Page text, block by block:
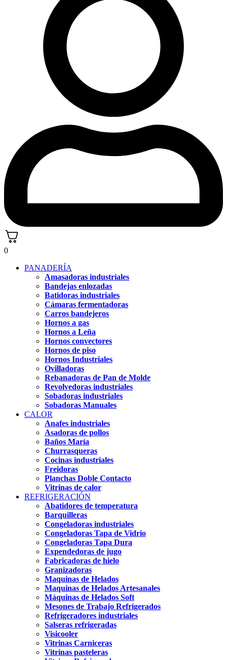
0
PANADERÍA
Amasadoras industriales
Bandejas enlozadas
Batidoras industriales
Cámaras fermentadoras
Carros bandejeros
Hornos a gas
Hornos a Leña
Hornos convectores
Hornos de piso
Hornos Industriales
Ovilladoras
Rebanadoras de Pan de Molde
Revolvedoras industriales
Sobadoras industriales
Sobadoras Manuales
CALOR
Anafes industriales
Asadoras de pollos
Baños María
Churrasqueras
Cocinas industriales
Freidoras
Planchas Doble Contacto
Vitrinas de calor
REFRIGERACIÓN
Abatidores de temperatura
Barquilleras
Congeladoras industriales
Congeladoras Tapa de Vidrio
Congeladoras Tapa Dura
Expendedoras de jugo
Fabricadoras de hielo
Granizadoras
Maquinas de Helados
Maquinas de Helados Artesanales
Máquinas de Helados Soft
Mesones de Trabajo Refrigerados
Refrigeradores industriales
Salseras refrigeradas
Visicooler
Vitrinas Carniceras
Vitrinas pasteleras